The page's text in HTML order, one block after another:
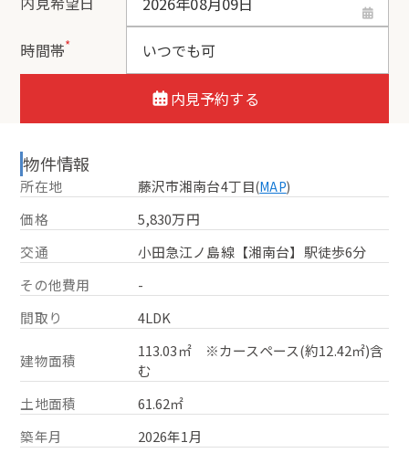
時間帯*
内見予約する
物件情報
所在地 藤沢市湘南台4丁目(MAP)
価格
5,830万円
交通
小田急江ノ島線【湘南台】駅徒歩6分
その他費用
-
間取り
4LDK
建物面積
113.03㎡ ※カースペース(約12.42㎡)含
む
土地面積
61.62㎡
築年月
2026年1月